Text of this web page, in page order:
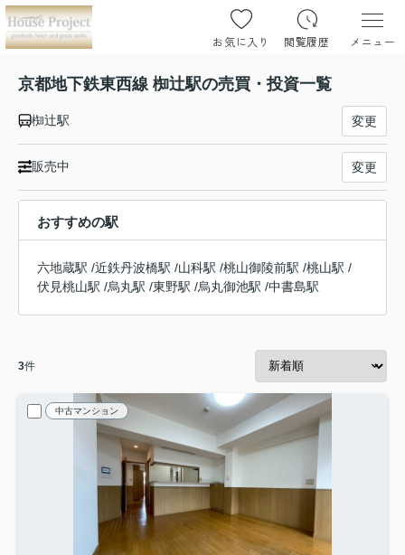
お気に入り 閲覧履歴 メニュー
京都地下鉄東西線 椥辻駅の売買・投資一覧
椥辻駅 変更
販売中 変更
おすすめの駅
六地蔵駅 /近鉄丹波橋駅 /山科駅 /桃山御陵前駅 /桃山駅 /
伏見桃山駅 /烏丸駅 /東野駅 /烏丸御池駅 /中書島駅
3件
中古マンション